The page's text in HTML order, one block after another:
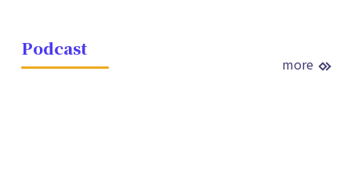
Podcast
more